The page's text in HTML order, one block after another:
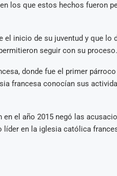
los que estos hechos fueron
inicio de su juventud y que lo
seguir con su proceso.
donde fue el primer
francesa conocían sus
el año 2015 negó las
líder en la iglesia católica